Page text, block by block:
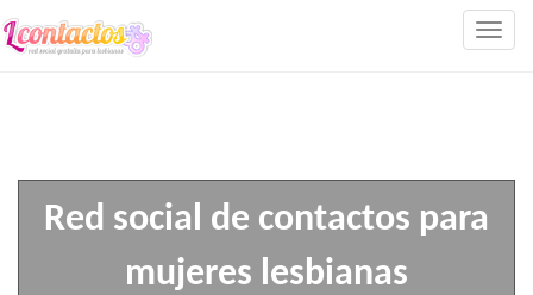
Red social de contactos para
mujeres lesbianas